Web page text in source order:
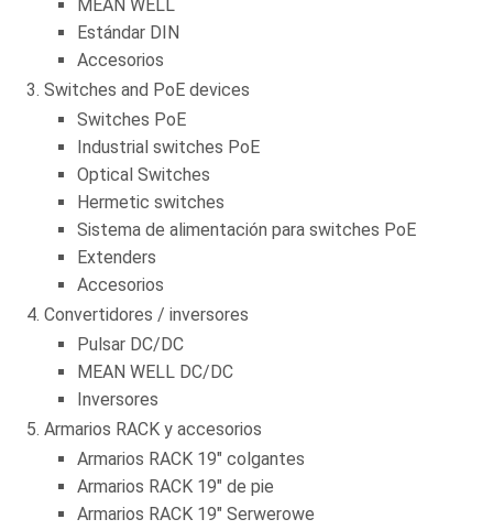
MEAN WELL
Estándar DIN
Accesorios
Switches and PoE devices
Switches PoE
Industrial switches PoE
Optical Switches
Hermetic switches
Sistema de alimentación para switches PoE
Extenders
Accesorios
Convertidores / inversores
Pulsar DC/DC
MEAN WELL DC/DC
Inversores
Armarios RACK y accesorios
Armarios RACK 19" colgantes
Armarios RACK 19" de pie
Armarios RACK 19" Serwerowe